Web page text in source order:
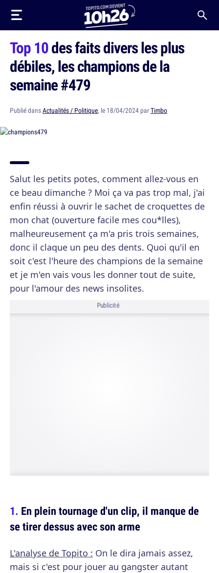
Top 10des faits divers les plus
débiles, les champions de la
semaine #479
Publié dansActualités / Politique, le 18/04/2024 parTimbo
Salut les petits potes, comment allez-vous en
ce beau dimanche ? Moi ça va pas trop mal, j'ai
enfin réussi à ouvrir le sachet de croquettes de
mon chat (ouverture facile mes cou*lles),
malheureusement ça m'a pris trois semaines,
donc il claque un peu des dents. Quoi qu'il en
soit c'est l'heure des champions de la semaine
et je m'en vais vous les donner tout de suite,
pour l'amour des news insolites.
Publicité
En plein tournage d'un clip, il manque de
se tirer dessus avec son arme
L'analyse de Topito : On le dira jamais assez,
mais si c'est pour jouer au gangster autant